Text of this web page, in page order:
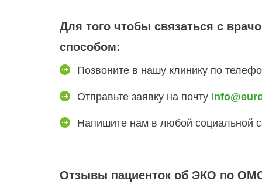
Для того чтобы связаться с
способом:
Позвоните в нашу клинику по
Отправьте заявку на почту
Напишите нам в любой социальной
Отзывы пациенток об ЭКО по